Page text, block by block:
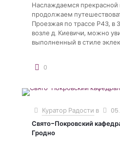
Наслаждаемся прекрасной
продолжаем
Проезжая по трассе Р43, в
возле д. Киевичи, можно
выполненный в стиле
0
Куратор Радости в
Свято-Покровский
Гродно